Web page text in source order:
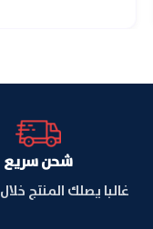
شحن سريع
غالبا يصلك المنتج خلال 24 ساعة